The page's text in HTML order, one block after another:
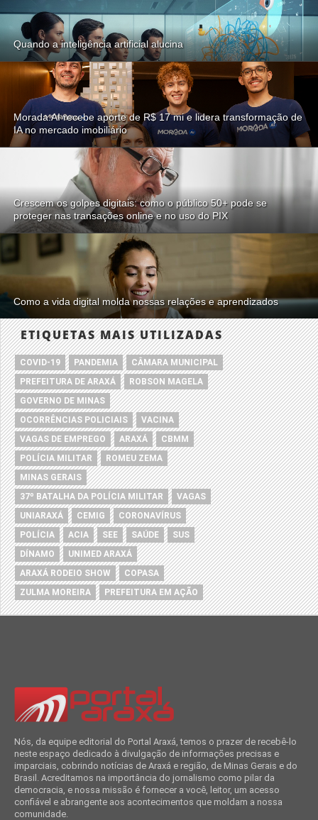
Quando a inteligência artificial alucina
Morada.AI recebe aporte de R$ 17 mi e lidera transformação de
IA no mercado imobiliário
Crescem os golpes digitais: como o público 50+ pode se
proteger nas transações online e no uso do PIX
Como a vida digital molda nossas relações e aprendizados
ETIQUETAS MAIS UTILIZADAS
COVID-19 PANDEMIA
CÂMARA MUNICIPAL
PREFEITURA DE ARAXÁ
ROBSON MAGELA
GOVERNO DE MINAS
OCORRÊNCIAS POLICIAIS
VACINA
VAGAS DE EMPREGO
ARAXÁ
CBMM
POLÍCIA MILITAR
ROMEU ZEMA
MINAS GERAIS
37º BATALHA DA POLÍCIA MILITAR
VAGAS
UNIARAXÁ
CEMIG
CORONAVÍRUS
POLÍCIA
ACIA SEE SAÚDE
SUS
DÍNAMO
UNIMED ARAXÁ
ARAXÁ RODEIO SHOW
COPASA
ZULMA MOREIRA
PREFEITURA EM AÇÃO
Nós, da equipe editorial do Portal Araxá, temos o prazer de recebê-lo
neste espaço dedicado à divulgação de informações precisas e
imparciais, cobrindo notícias de Araxá e região, de Minas Gerais e do
Brasil. Acreditamos na importância do jornalismo como pilar da
democracia, e nossa missão é fornecer a você, leitor, um acesso
confiável e abrangente aos acontecimentos que moldam a nossa
comunidade.